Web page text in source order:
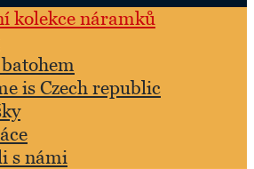
kolekce náramků
is Czech republic
s námi